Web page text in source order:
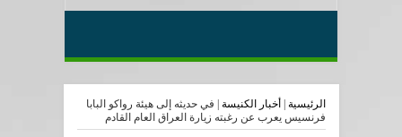
الرئيسية أخبار الكنيسة
في حديثه إلى هيئة رواكو البابا
فرنسيس يعرب عن رغبته زيارة العراق العام القادم